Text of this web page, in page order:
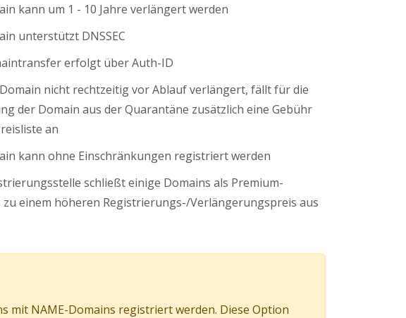
kann um 1 - 10 Jahre verlängert werden
unterstützt DNSSEC
erfolgt über Auth-ID
nicht rechtzeitig vor Ablauf verlängert, fällt für die
der Domain aus der Quarantäne zusätzlich eine Gebühr
an
kann ohne Einschränkungen registriert werden
schließt einige Domains als Premium-
zu einem höheren Registrierungs-/Verlängerungspreis aus
mit NAME-Domains registriert werden. Diese Option